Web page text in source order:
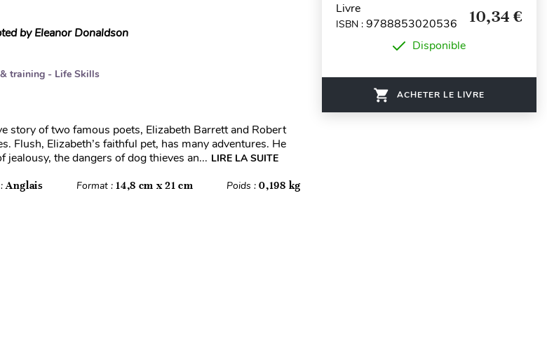
by Eleanor Donaldson
training - Life Skills
story of two famous poets, Elizabeth Barrett and Robert
Flush, Elizabeth’s faithful pet, has many adventures. He
jealousy, the dangers of dog thieves an... LIRE LA SUITE
:Anglais Format :14,8 cm x 21 cm Poids :0,198 kg
Livre
ISBN : 9788853020536 10,34 €
Disponible
ACHETER LE LIVRE